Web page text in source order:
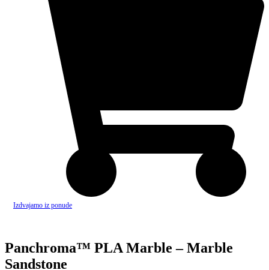
Izdvajamo iz ponude
Panchroma™ PLA Marble – Marble
Sandstone